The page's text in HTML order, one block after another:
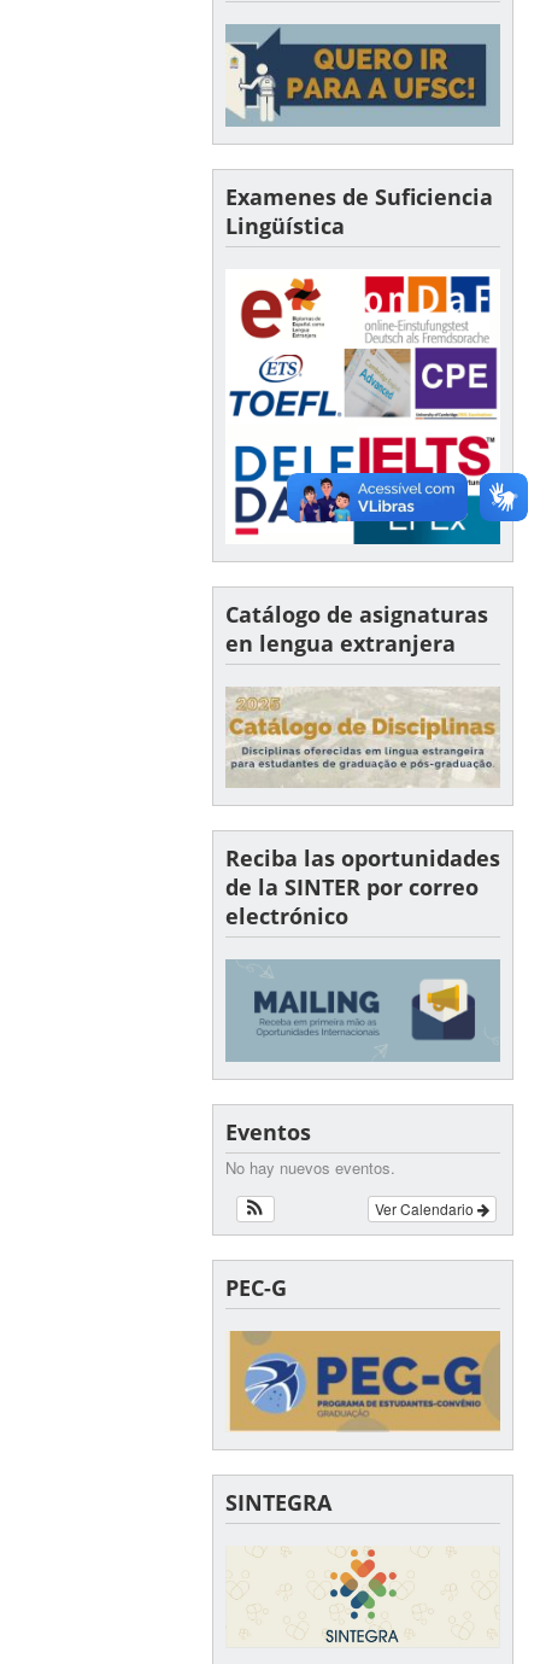
Examenes de Suficiencia
Lingüística
Catálogo de asignaturas
en lengua extranjera
Reciba las oportunidades
de la SINTER por correo
electrónico
Eventos
No hay nuevos eventos.
Ver Calendario
PEC-G
SINTEGRA